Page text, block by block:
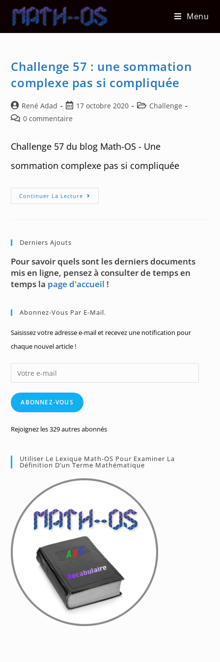
content
Menu
Challenge 57 : une sommation
complexe pas si compliquée
Auteur/autrice
de
René Adad
Post
published:
17 octobre 2020
PostChallenge
Post0 commentaire
Challenge 57 du blog Math-OS - Une
sommation complexe pas si compliquée
Continuer La Lecture Challenge
57
Derniers Ajouts
Pour savoir quels sont les derniers documents
mis en ligne, pensez à consulter de temps en
temps la page d'accueil !
Abonnez-Vous Par E-Mail.
Saisissez votre adresse e-mail et recevez une notification pour
chaque nouvel article !
Votre
e-
mailABONNEZ-VOUS
Rejoignez les 329 autres abonnés
Utiliser Le Lexique Math-OS Pour Examiner La
Définition D’un Terme Mathématique